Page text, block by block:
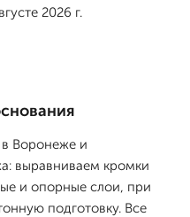
2026 г.
Воронеже и
выравниваем кромки
и опорные слои, при
подготовку. Все